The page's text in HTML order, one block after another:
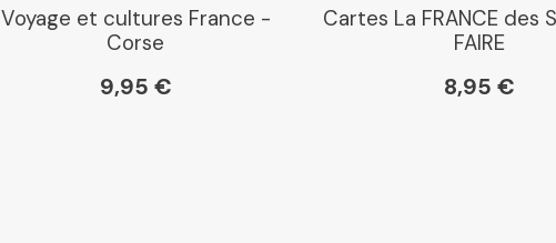
Paris Librairies
Voyage et cultures France -
Corse
9,95 €
Cartes La FRANCE des
FAIRE
8,95 €